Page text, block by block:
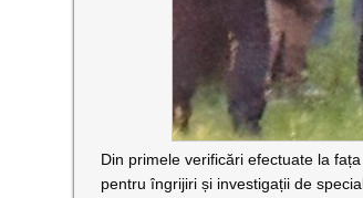
Din primele verificări efectuate la
pentru îngrijiri și investigații de